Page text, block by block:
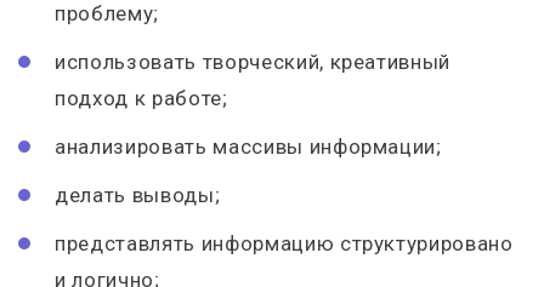
проблему;
использовать творческий, креативный
подход к работе;
анализировать массивы информации;
делать выводы;
представлять информацию структурировано
и логично;